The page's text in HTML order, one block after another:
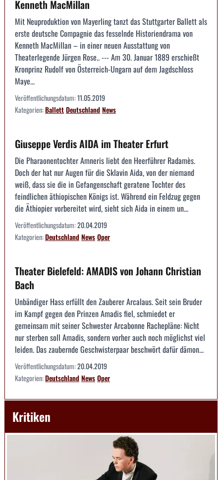
Kenneth MacMillan
Mit Neuproduktion von Mayerling tanzt das Stuttgarter Ballett als
erste deutsche Compagnie das fesselnde Historiendrama von
Kenneth MacMillan – in einer neuen Ausstattung von
Theaterlegende Jürgen Rose.. --- Am 30. Januar 1889 erschießt
Kronprinz Rudolf von Österreich-Ungarn auf dem Jagdschloss
Maye...
Veröffentlichungsdatum:11.05.2019
Kategorien:BallettDeutschlandNews
Giuseppe Verdis AIDA im Theater Erfurt
Die Pharaonentochter Amneris liebt den Heerführer Radamès.
Doch der hat nur Augen für die Sklavin Aida, von der niemand
weiß, dass sie die in Gefangenschaft geratene Tochter des
feindlichen äthiopischen Königs ist. Während ein Feldzug gegen
die Äthiopier vorbereitet wird, sieht sich Aida in einem un...
Veröffentlichungsdatum:20.04.2019
Kategorien:DeutschlandNewsOper
Theater Bielefeld: AMADIS von Johann Christian
Bach
Unbändiger Hass erfüllt den Zauberer Arcalaus. Seit sein Bruder
im Kampf gegen den Prinzen Amadis fiel, schmiedet er
gemeinsam mit seiner Schwester Arcabonne Rachepläne: Nicht
nur sterben soll Amadis, sondern vorher auch noch möglichst viel
leiden. Das zaubernde Geschwisterpaar beschwört dafür dämon...
Veröffentlichungsdatum:20.04.2019
Kategorien:DeutschlandNewsOper
Kritiken